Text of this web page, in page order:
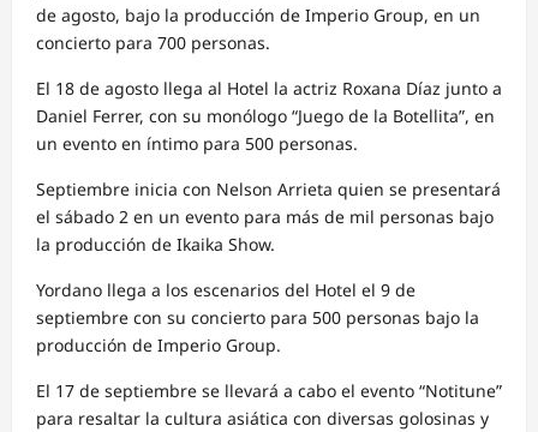
de agosto, bajo la producción de Imperio Group, en un
concierto para 700 personas.
El 18 de agosto llega al Hotel la actriz Roxana Díaz junto a
Daniel Ferrer, con su monólogo “Juego de la Botellita”, en
un evento en íntimo para 500 personas.
Septiembre inicia con Nelson Arrieta quien se presentará
el sábado 2 en un evento para más de mil personas bajo
la producción de Ikaika Show.
Yordano llega a los escenarios del Hotel el 9 de
septiembre con su concierto para 500 personas bajo la
producción de Imperio Group.
El 17 de septiembre se llevará a cabo el evento “Notitune”
para resaltar la cultura asiática con diversas golosinas y